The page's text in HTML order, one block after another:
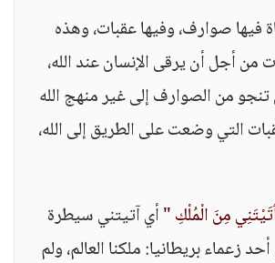
فيها صوارف، وفيها عقبات، وهذه
من أجل أن يرقى الإنسان عند الله،
من الصوارف إلى غير منهج الله
التي وضعت على الطريق إلى الله،
مِنَ الْمُلْكِ "أي آتيتني سيطرة
زعماء بريطانيا: ملكنا العالم، ولم